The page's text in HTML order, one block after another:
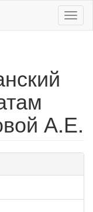
А.Е.